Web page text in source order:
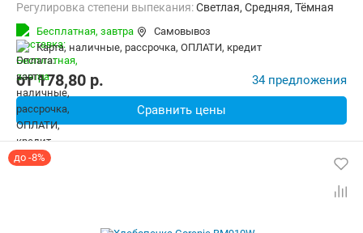
Регулировка степени выпекания:Светлая, Средняя, Тёмная
Количество рецептов:
Дополнительные функции:
Материал корпуса: Пластик 3.3 кг
Бесплатная, завтра
Самовывоз
карта, наличные, рассрочка, ОПЛАТИ, кредит
от178,80 p. 34 предложения
Сравнить цены
до -8%